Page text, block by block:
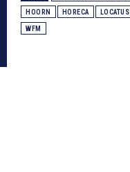
HOORN HORECA LOCATUS
WFM